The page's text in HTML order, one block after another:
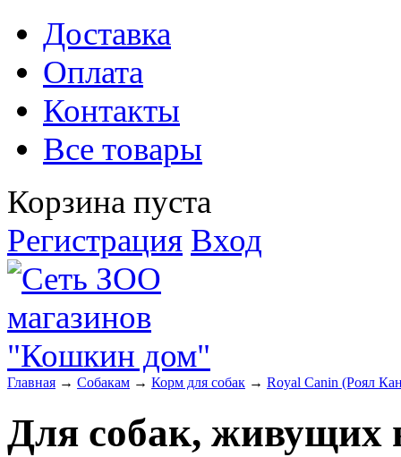
Доставка
Оплата
Контакты
Все товары
Корзина пуста
Регистрация Вход
Главная → Собакам → Корм для собак → Royal Canin (Роял
Для собак, живущих